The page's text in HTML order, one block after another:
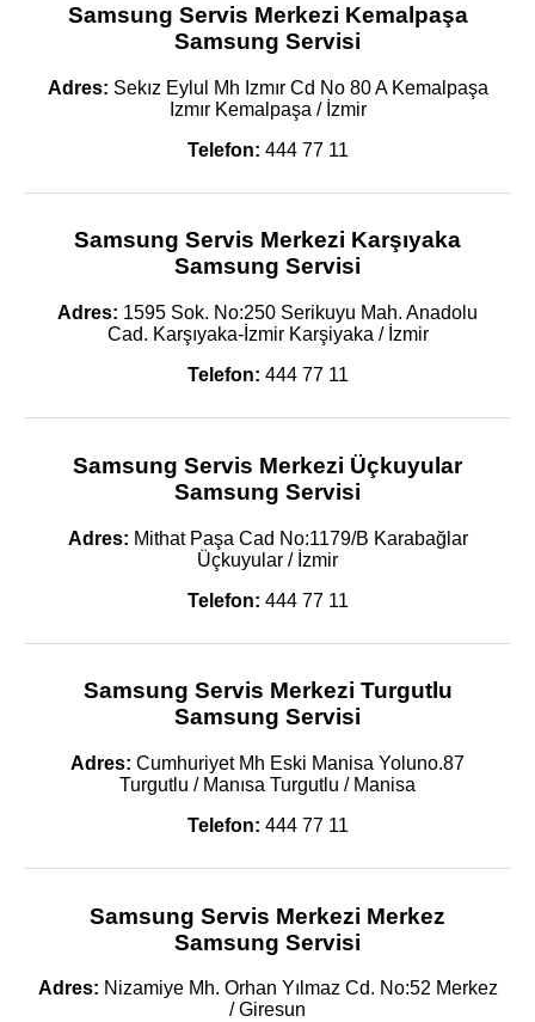
Samsung Servis Merkezi Kemalpaşa
Samsung Servisi
Adres: Sekız Eylul Mh Izmır Cd No 80 A Kemalpaşa
Izmır Kemalpaşa / İzmir
Telefon: 444 77 11
Samsung Servis Merkezi Karşıyaka
Samsung Servisi
Adres: 1595 Sok. No:250 Serikuyu Mah. Anadolu
Cad. Karşıyaka-İzmir Karşiyaka / İzmir
Telefon: 444 77 11
Samsung Servis Merkezi Üçkuyular
Samsung Servisi
Adres: Mithat Paşa Cad No:1179/B Karabağlar
Üçkuyular / İzmir
Telefon: 444 77 11
Samsung Servis Merkezi Turgutlu
Samsung Servisi
Adres: Cumhuriyet Mh Eski Manisa Yoluno.87
Turgutlu / Manısa Turgutlu / Manisa
Telefon: 444 77 11
Samsung Servis Merkezi Merkez
Samsung Servisi
Adres: Nizamiye Mh. Orhan Yılmaz Cd. No:52 Merkez
/ Giresun